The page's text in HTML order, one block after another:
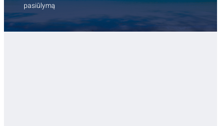
pasiūlymą